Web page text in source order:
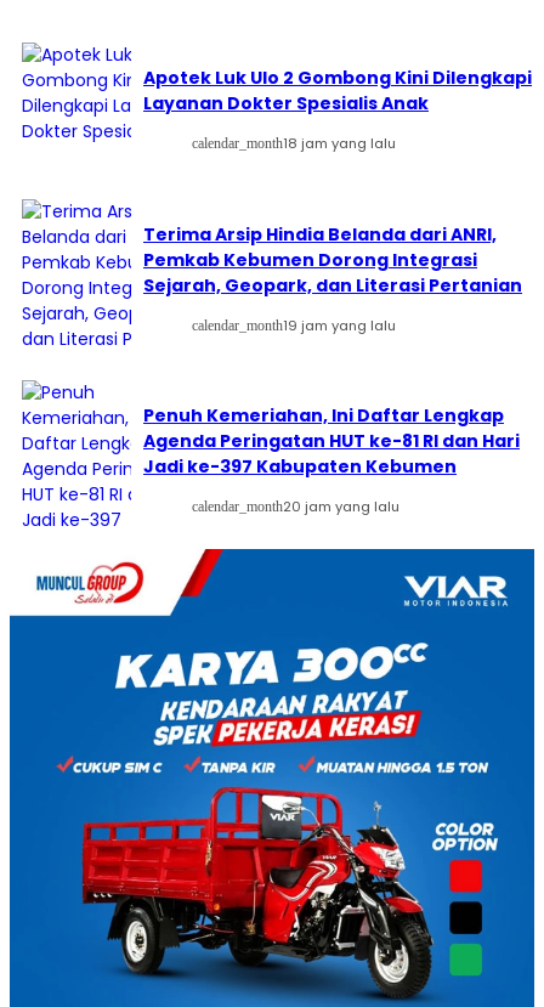
Apotek Luk Ulo 2 Gombong Kini Dilengkapi
Layanan Dokter Spesialis Anak
calendar_month18 jam yang lalu
Terima Arsip Hindia Belanda dari ANRI,
Pemkab Kebumen Dorong Integrasi
Sejarah, Geopark, dan Literasi Pertanian
calendar_month19 jam yang lalu
Penuh Kemeriahan, Ini Daftar Lengkap
Agenda Peringatan HUT ke-81 RI dan Hari
Jadi ke-397 Kabupaten Kebumen
calendar_month20 jam yang lalu